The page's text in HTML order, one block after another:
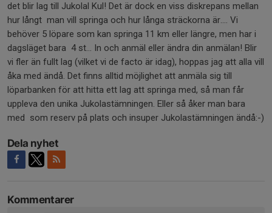
det blir lag till Jukolal Kul! Det är dock en viss diskrepans mellan
hur långt man vill springa och hur långa sträckorna är.... Vi
behöver 5 löpare som kan springa 11 km eller längre, men har i
dagsläget bara 4 st... In och anmäl eller ändra din anmälan! Blir
vi fler än fullt lag (vilket vi de facto är idag), hoppas jag att alla vill
åka med ändå. Det finns alltid möjlighet att anmäla sig till
löparbanken för att hitta ett lag att springa med, så man får
uppleva den unika Jukolastämningen. Eller så åker man bara
med som reserv på plats och insuper Jukolastämningen ändå:-)
Dela nyhet
Kommentarer